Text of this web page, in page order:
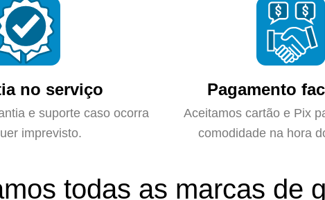
no serviço
e suporte caso ocorra
imprevisto.
Pagamento
Aceitamos cartão e Pix
comodidade na hora
todas as marcas de